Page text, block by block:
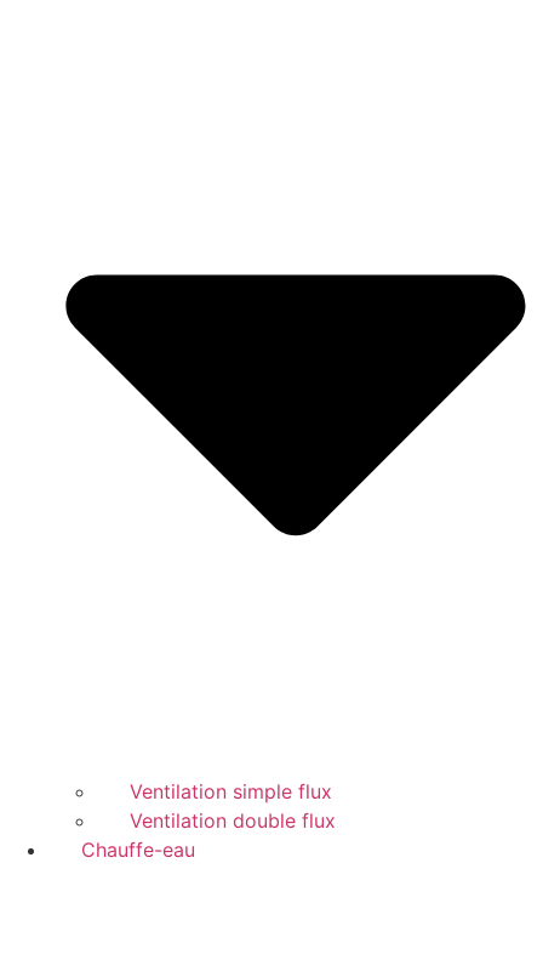
Ventilation simple flux
Ventilation double flux
Chauffe-eau